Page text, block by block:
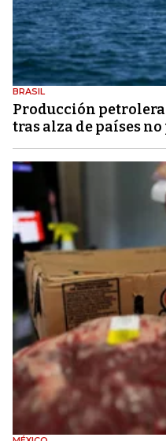
BRASIL
Producción
tras alza de países